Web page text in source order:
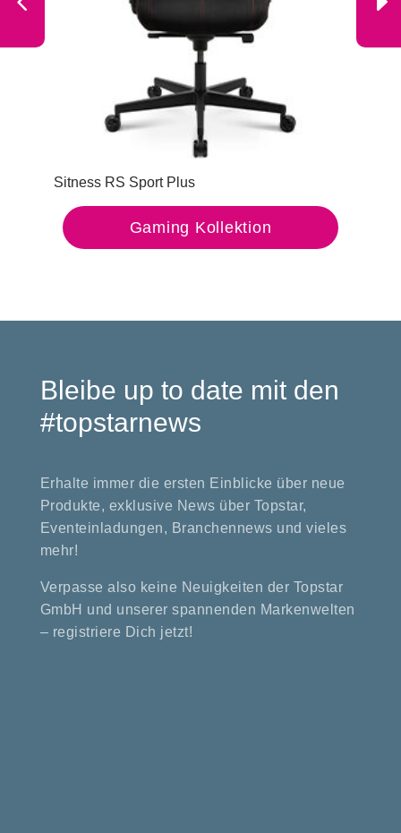
Sitness RS Sport Plus
Gaming Kollektion
Bleibe up to date mit den
#topstarnews
Erhalte immer die ersten Einblicke über neue
Produkte, exklusive News über Topstar,
Eventeinladungen, Branchennews und vieles
mehr!
Verpasse also keine Neuigkeiten der Topstar
GmbH und unserer spannenden Markenwelten
– registriere Dich jetzt!